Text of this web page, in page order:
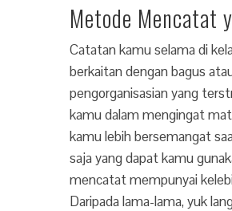
Metode Mencatat
Catatan kamu selama di
berkaitan dengan bagus
pengorganisasian yang
kamu dalam mengingat
kamu lebih bersemangat
saja yang dapat kamu
mencatat mempunyai
Daripada lama-lama, yuk